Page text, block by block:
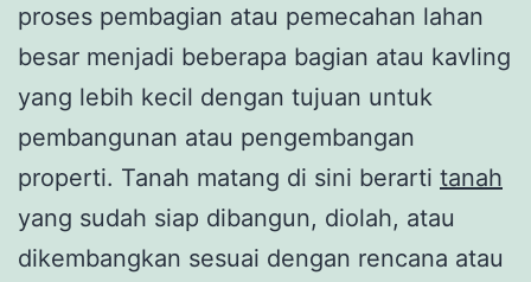
proses pembagian atau pemecahan lahan
besar menjadi beberapa bagian atau kavling
yang lebih kecil dengan tujuan untuk
pembangunan atau pengembangan
properti. Tanah matang di sini berarti tanah
yang sudah siap dibangun, diolah, atau
dikembangkan sesuai dengan rencana atau